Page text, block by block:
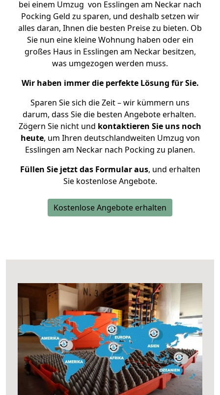
bei einem Umzug von Esslingen am Neckar nach
Pocking Geld zu sparen, und deshalb setzen wir
alles daran, Ihnen die besten Preise zu bieten. Ob
Sie nun eine kleine Wohnung haben oder ein
großes Haus in Esslingen am Neckar besitzen,
was umgezogen werden muss.
Wir haben immer die perfekte Lösung für Sie.
Sparen Sie sich die Zeit – wir kümmern uns
darum, dass Sie die besten Angebote erhalten.
Zögern Sie nicht und kontaktieren Sie uns noch
heute, um Ihren deutschlandweiten Umzug von
Esslingen am Neckar nach Pocking zu planen.
Füllen Sie jetzt das Formular aus, und erhalten
Sie kostenlose Angebote.
Kostenlose Angebote erhalten